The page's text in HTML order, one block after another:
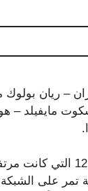
– ريان
مايفيلد –
كانت محاولاته الـ
على الشبكة